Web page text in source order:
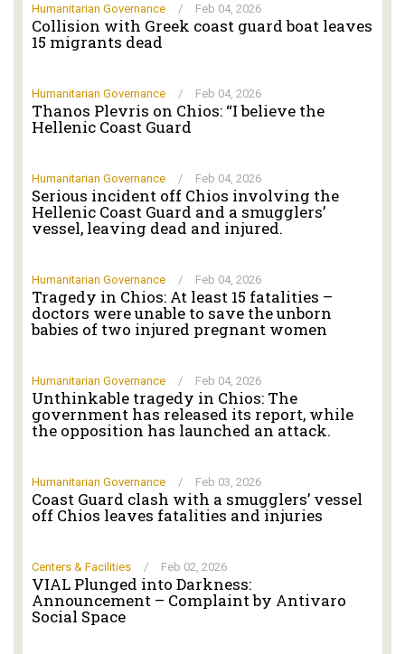
Humanitarian Governance / Feb 04, 2026
Collision with Greek coast guard boat leaves
15 migrants dead
Humanitarian Governance / Feb 04, 2026
Thanos Plevris on Chios: “I believe the
Hellenic Coast Guard
Humanitarian Governance / Feb 04, 2026
Serious incident off Chios involving the
Hellenic Coast Guard and a smugglers’
vessel, leaving dead and injured.
Humanitarian Governance / Feb 04, 2026
Tragedy in Chios: At least 15 fatalities –
doctors were unable to save the unborn
babies of two injured pregnant women
Humanitarian Governance / Feb 04, 2026
Unthinkable tragedy in Chios: The
government has released its report, while
the opposition has launched an attack.
Humanitarian Governance / Feb 03, 2026
Coast Guard clash with a smugglers’ vessel
off Chios leaves fatalities and injuries
Centers & Facilities / Feb 02, 2026
VIAL Plunged into Darkness:
Announcement – Complaint by Antivaro
Social Space